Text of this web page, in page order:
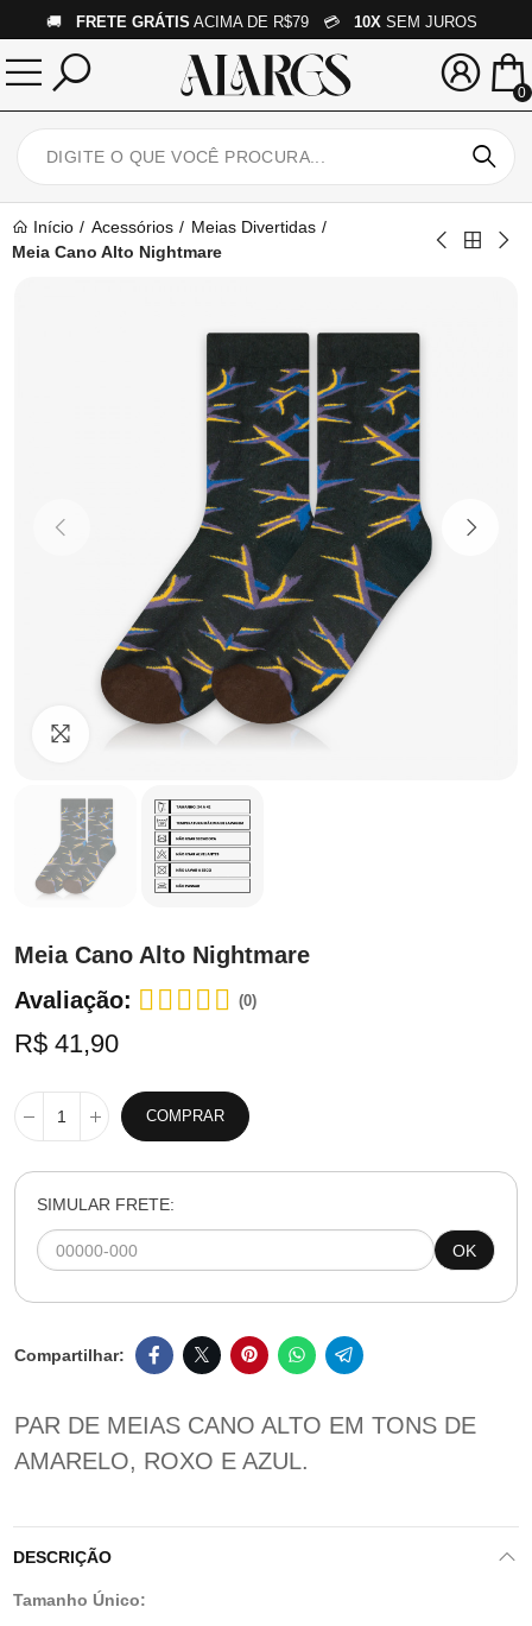
🚚 FRETE GRÁTIS ACIMA DE R$79 💳 10X SEM JUROS
0
Início Acessórios
Meias Divertidas
Meia Cano Alto Nightmare
Clique para ampliar
Meia Cano Alto Nightmare
Avaliação:
(0)
R$ 41,90
COMPRAR
SIMULAR FRETE:
OK
PAR DE MEIAS CANO ALTO EM TONS DE
AMARELO, ROXO E AZUL.
DESCRIÇÃO
Tamanho Único: